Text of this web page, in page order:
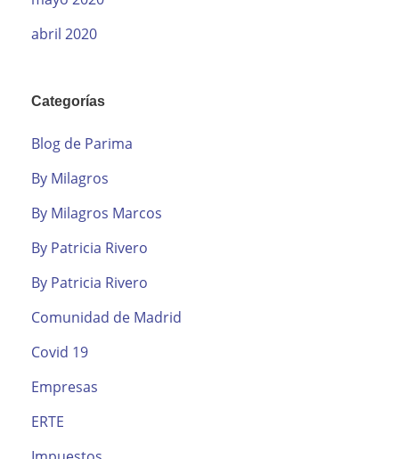
abril 2020
Categorías
Blog de Parima
By Milagros
By Milagros Marcos
By Patricia Rivero
By Patricia Rivero
Comunidad de Madrid
Covid 19
Empresas
ERTE